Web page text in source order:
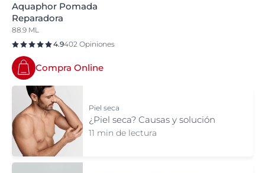
Aquaphor Pomada
Reparadora
88.9 ML
4.9402 Opiniones
Compra Online
Piel seca
¿Piel seca? Causas y solución
11 min de lectura